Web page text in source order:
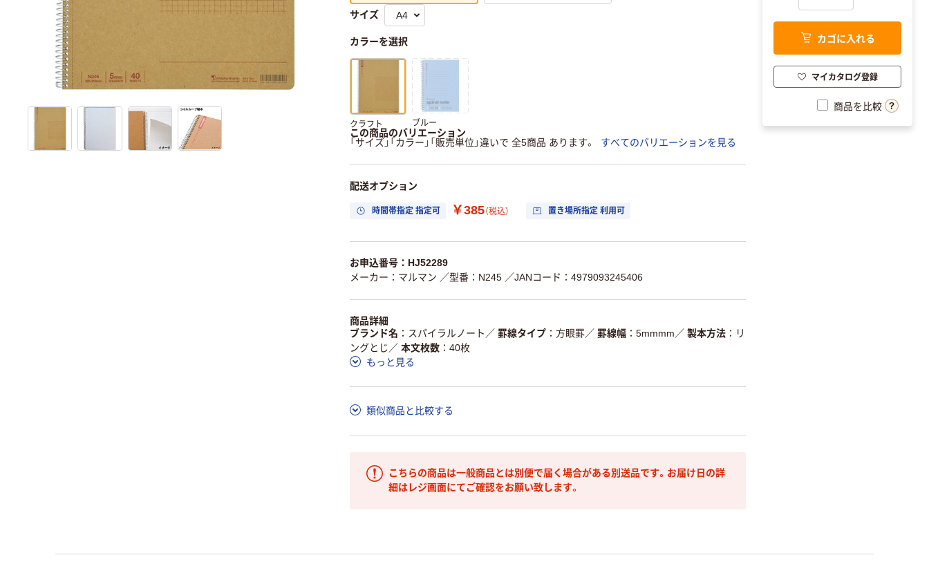
サイズ
カラーを選択
クラフト ブルー
この商品のバリエーション
「サイズ」「カラー」「販売単位」違いで 全5商品 あります。
すべてのバリエーションを見る
配送オプション
時間帯指定 指定可 ￥385（税込） 置き場所指定 利用可
お申込番号：HJ52289
メーカー：マルマン ／型番：N245 ／JANコード：4979093245406
商品詳細
ブランド名
スパイラルノート ／ 罫線タイプ 方眼罫／ 罫線幅 5mmmm ／ 製本方法
リ
ングとじ ／ 本文枚数
40枚
もっと見る
類似商品と比較する
こちらの商品は一般商品とは別便で届く場合がある別送品です。お届け日の詳
細はレジ画面にてご確認をお願い致します。
カゴに入れる
マイカタログ登録
商品を比較